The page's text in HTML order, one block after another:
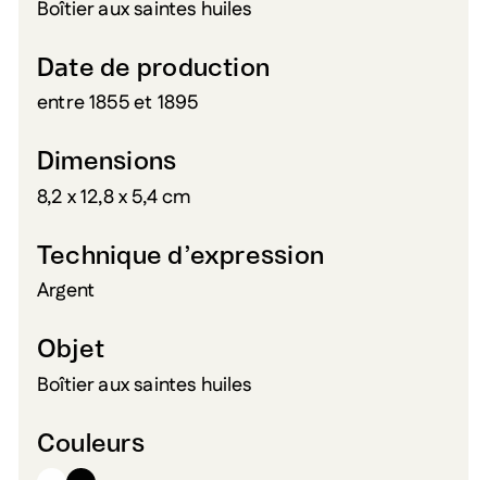
Boîtier aux saintes huiles
Date de production
entre 1855 et 1895
Dimensions
8,2 x 12,8 x 5,4 cm
Technique d’expression
Argent
Objet
Boîtier aux saintes huiles
Couleurs